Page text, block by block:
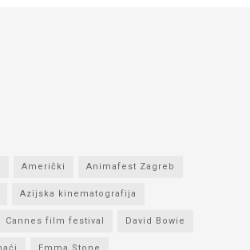
Američki Animafest Zagreb
Azijska kinematografija
Cannes film festival David Bowie
Emma Stone